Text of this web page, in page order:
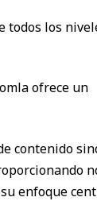
todos los
ofrece un
contenido
enfoque